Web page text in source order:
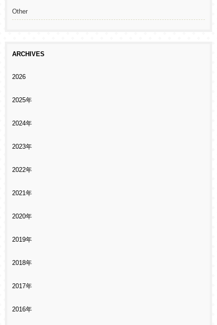
Other
ARCHIVES
2026
2025年
2024年
2023年
2022年
2021年
2020年
2019年
2018年
2017年
2016年